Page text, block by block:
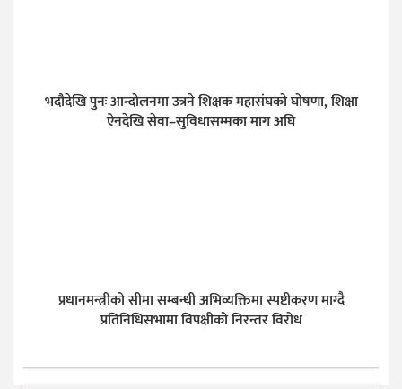
भदौदेखि पुनः आन्दोलनमा उत्रने शिक्षक महासंघको घोषणा, शिक्षा
ऐनदेखि सेवा–सुविधासम्मका माग अघि
प्रधानमन्त्रीको सीमा सम्बन्धी अभिव्यक्तिमा स्पष्टीकरण माग्दै
प्रतिनिधिसभामा विपक्षीको निरन्तर विरोध